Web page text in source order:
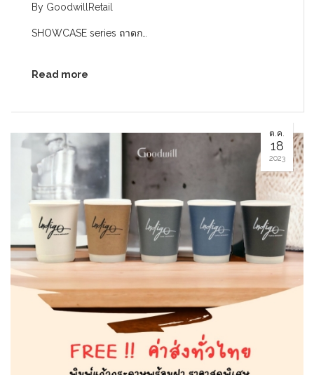
By GoodwillRetail
SHOWCASE series ถาดก…
Read more
ต.ค.
18
2023